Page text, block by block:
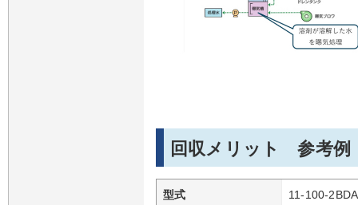
回収メリット 参考例
型式 11-100-2BDA